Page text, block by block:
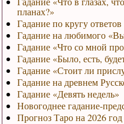
планах?»
Гадание по кругу ответов
Гадание на любимого
Гадание «Что со мной
Гадание «Было, есть,
Гадание «Стоит ли
Гадание на древнем
Гадание «Девять недель»
Новогоднее гадание-
Прогноз Таро на 2026